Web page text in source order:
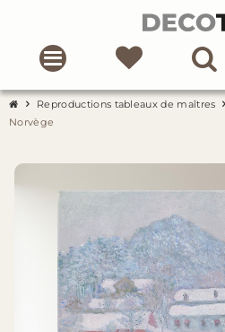
Reproductions tableaux de maîtres
Norvège